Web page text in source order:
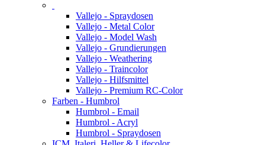
Vallejo - Spraydosen
Vallejo - Metal Color
Vallejo - Model Wash
Vallejo - Grundierungen
Vallejo - Weathering
Vallejo - Traincolor
Vallejo - Hilfsmittel
Vallejo - Premium RC-Color
Farben - Humbrol
Humbrol - Email
Humbrol - Acryl
Humbrol - Spraydosen